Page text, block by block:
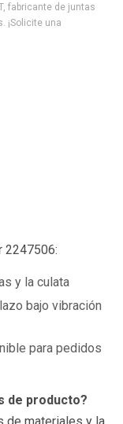
fabricante de juntas
¡Solicite una
2247506:
y la culata
bajo vibración
para pedidos
de producto?
de materiales y la